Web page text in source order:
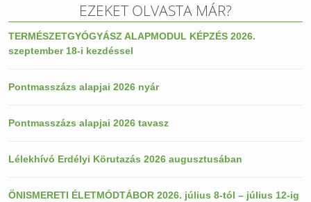
EZEKET OLVASTA MÁR?
TERMÉSZETGYÓGYÁSZ ALAPMODUL KÉPZÉS 2026.
szeptember 18-i kezdéssel
Pontmasszázs alapjai 2026 nyár
Pontmasszázs alapjai 2026 tavasz
Lélekhívó Erdélyi Körutazás 2026 augusztusában
ÖNISMERETI ÉLETMÓDTÁBOR 2026. július 8-tól – július 12-ig